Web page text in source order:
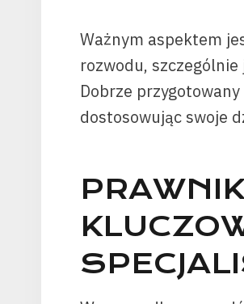
Ważnym aspektem
rozwodu,
Dobrze
dostosowując swoje